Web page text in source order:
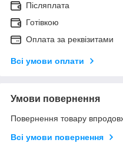
Післяплата
Готівкою
Оплата за реквізитами
Всі умови оплати
Умови повернення
Повернення товару
Всі умови повернення